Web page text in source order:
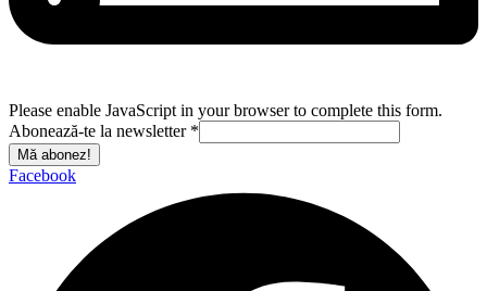
Please enable JavaScript in your browser to complete this form.
Abonează-te la newsletter *
Mă abonez!
Facebook